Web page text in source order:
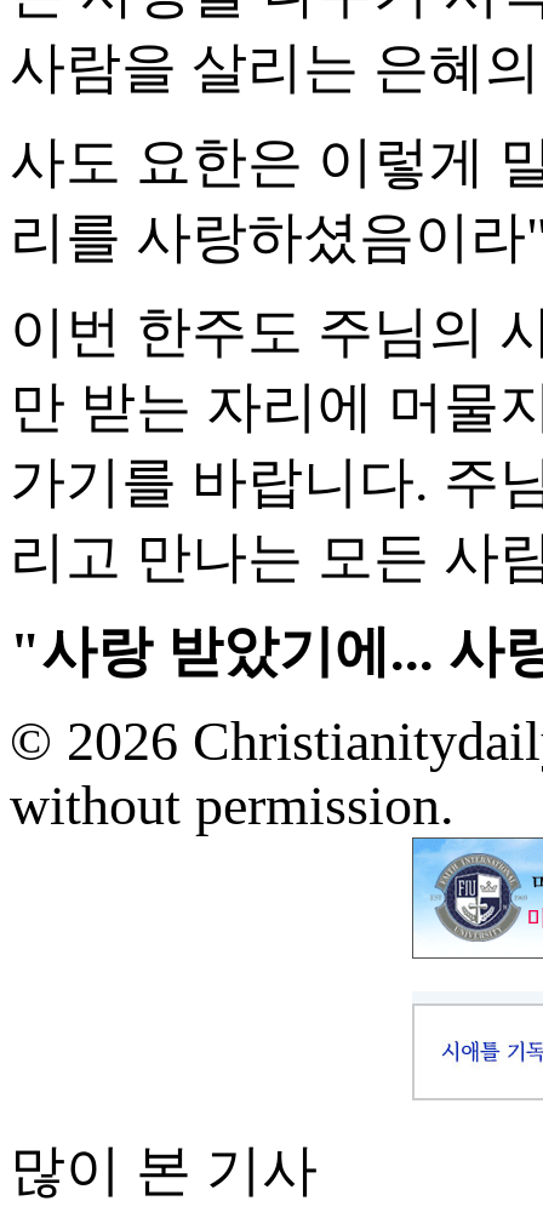
사람을 살리는 은혜
사도 요한은 이렇게
리를 사랑하셨음이라
이번 한주도 주님의
만 받는 자리에 머물
가기를 바랍니다. 주
리고 만나는 모든 사
"사랑 받았기에... 사
© 2026
without permission.
많이 본 기사